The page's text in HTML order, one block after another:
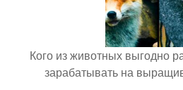
Кого из животных выгодно
зарабатывать на